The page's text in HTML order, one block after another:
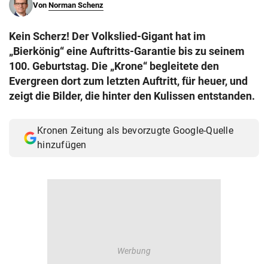
Von Norman Schenz
Kein Scherz! Der Volkslied-Gigant hat im
„Bierkönig“ eine Auftritts-Garantie bis zu seinem
100. Geburtstag. Die „Krone“ begleitete den
Evergreen dort zum letzten Auftritt, für heuer, und
zeigt die Bilder, die hinter den Kulissen entstanden.
Kronen Zeitung als bevorzugte Google-Quelle
hinzufügen